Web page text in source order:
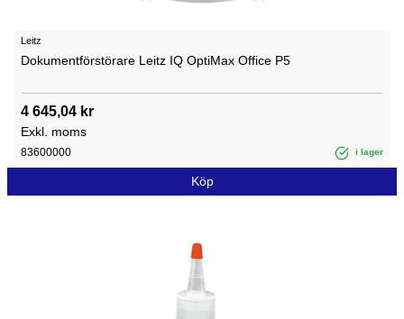
Leitz
Dokumentförstörare Leitz IQ OptiMax Office P5
4 645,04 kr
Exkl. moms
83600000 i lager
Köp